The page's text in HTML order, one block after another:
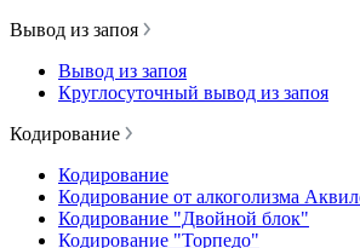
Вывод из запоя
Вывод из запоя
Круглосуточный вывод из запоя
Кодирование
Кодирование
Кодирование от алкоголизма
Кодирование "Двойной блок"
Кодирование "Торпедо"